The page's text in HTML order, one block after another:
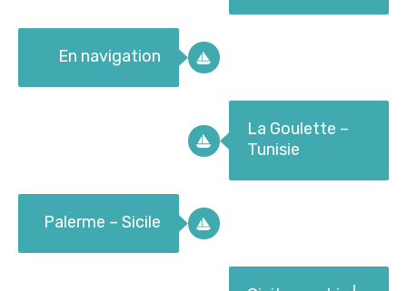
En navigation
La Goulette –
Tunisie
Palerme – Sicile